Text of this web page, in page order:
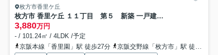
枚方市香里ケ丘
枚方市 香里ケ丘 １１丁目 第５ 新築 一戸建 ２号棟
3,880万円
- / 101.24㎡ / 4LDK /予定
京阪本線「香里園」駅 徒歩27分
京阪交野線「枚方市」駅 徒歩50分